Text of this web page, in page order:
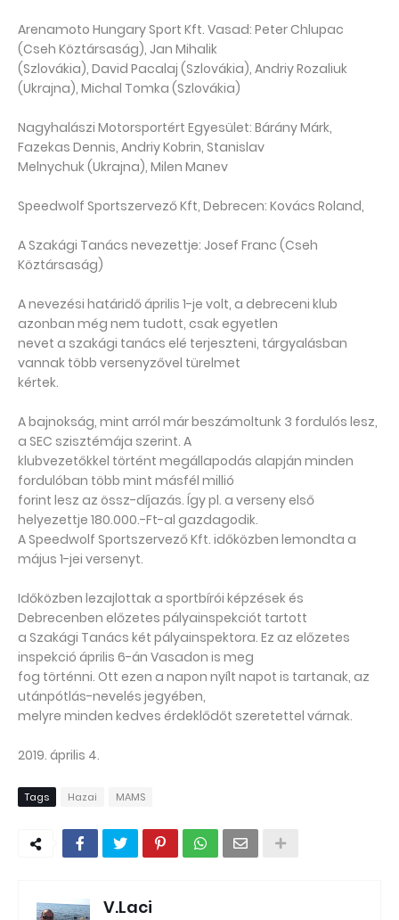
Arenamoto Hungary Sport Kft. Vasad: Peter Chlupac
(Cseh Köztársaság), Jan Mihalik
(Szlovákia), David Pacalaj (Szlovákia), Andriy Rozaliuk
(Ukrajna), Michal Tomka (Szlovákia)
Nagyhalászi Motorsportért Egyesület: Bárány Márk,
Fazekas Dennis, Andriy Kobrin, Stanislav
Melnychuk (Ukrajna), Milen Manev
Speedwolf Sportszervező Kft, Debrecen: Kovács Roland,
A Szakági Tanács nevezettje: Josef Franc (Cseh
Köztársaság)
A nevezési határidő április 1-je volt, a debreceni klub
azonban még nem tudott, csak egyetlen
nevet a szakági tanács elé terjeszteni, tárgyalásban
vannak több versenyzővel türelmet
kértek.
A bajnokság, mint arról már beszámoltunk 3 fordulós lesz,
a SEC szisztémája szerint. A
klubvezetőkkel történt megállapodás alapján minden
fordulóban több mint másfél millió
forint lesz az össz-díjazás. Így pl. a verseny első
helyezettje 180.000.-Ft-al gazdagodik.
A Speedwolf Sportszervező Kft. időközben lemondta a
május 1-jei versenyt.
Időközben lezajlottak a sportbírói képzések és
Debrecenben előzetes pályainspekciót tartott
a Szakági Tanács két pályainspektora. Ez az előzetes
inspekció április 6-án Vasadon is meg
fog történni. Ott ezen a napon nyílt napot is tartanak, az
utánpótlás-nevelés jegyében,
melyre minden kedves érdeklődőt szeretettel várnak.
2019. április 4.
Tags Hazai MAMS
V.Laci